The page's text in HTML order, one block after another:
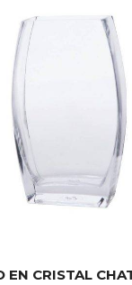
EN CRISTAL